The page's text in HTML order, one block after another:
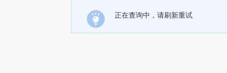
正在查询中，请刷新重试